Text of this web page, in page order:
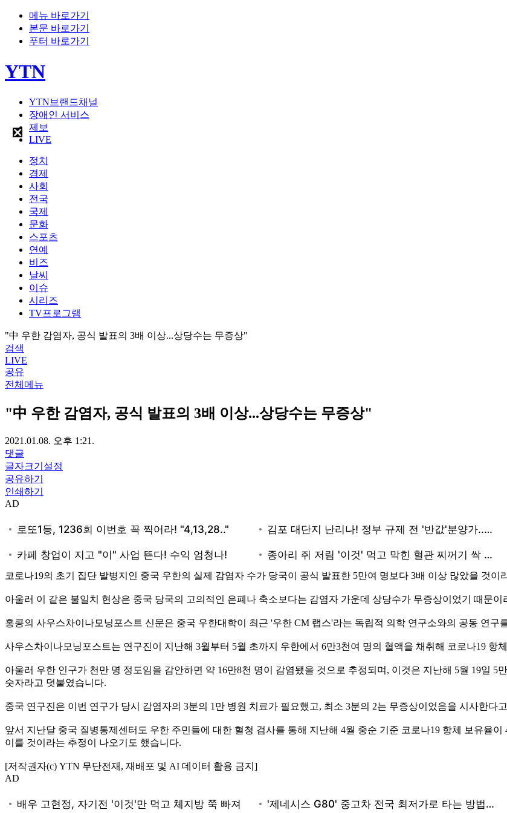
메뉴 바로가기
본문 바로가기
푸터 바로가기
YTN
YTN브랜드채널
장애인 서비스
제보
LIVE
정치
경제
사회
전국
국제
문화
스포츠
연예
비즈
날씨
이슈
시리즈
TV프로그램
"中 우한 감염자, 공식 발표의 3배 이상...상당수는 무증상"
검색
LIVE
공유
전체메뉴
"中 우한 감염자, 공식 발표의 3배 이상...상당수는 무증상"
2021.01.08. 오후 1:21.
댓글
글자크기설정
공유하기
인쇄하기
AD
코로나19의 초기 집단 발병지인 중국 우한의 실제 감염자 수가 당국이 공식 발표한 5만여 명보다 3배 이상 많았을 것이
아울러 이 같은 불일치 현상은 중국 당국의 고의적인 은폐나 축소보다는 감염자 가운데 상당수가 무증상이었기 때문이
홍콩의 사우스차이나모닝포스트 신문은 중국 우한대학이 최근 '우한 CM 랩스'라는 독립적 의학 연구소와의 공동 연구
사우스차이나모닝포스트는 연구진이 지난해 3월부터 5월 초까지 우한에서 6만3천여 명의 혈액을 채취해 코로나19 항
아울러 우한 인구가 천만 명 정도임을 감안하면 약 16만8천 명이 감염됐을 것으로 추정되며, 이것은 지난해 5월 19일
숫자라고 덧붙였습니다.
중국 연구진은 이번 연구가 당시 감염자의 3분의 1만 병원 치료가 필요했고, 최소 3분의 2는 무증상이었음을 시사한다
앞서 지난달 중국 질병통제센터도 우한 주민들에 대한 혈청 검사를 통해 지난해 4월 중순 기준 코로나19 항체 보유율
이를 것이라는 추정이 나오기도 했습니다.
[저작권자(c) YTN 무단전재, 재배포 및 AI 데이터 활용 금지]
AD